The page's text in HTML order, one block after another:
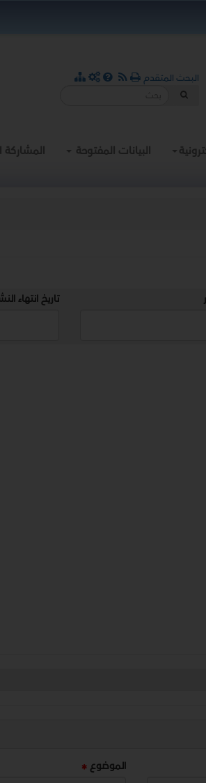
البحث المتقدم
البيانات المفتوحة المشاركة
تاريخ انتهاء
الموضوع